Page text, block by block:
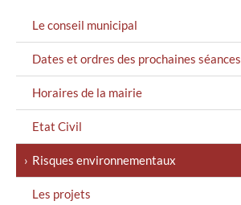
MENU
GAUCHE
Le conseil municipal
Dates et ordres des prochaines séances
Horaires de la mairie
Etat Civil
Risques environnementaux
Les projets